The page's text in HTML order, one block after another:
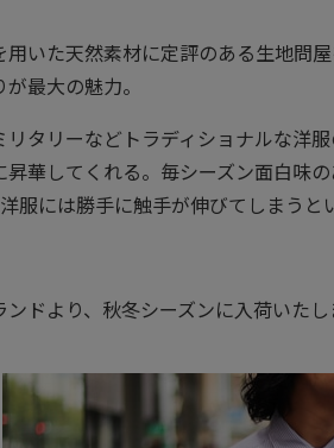
用いた天然素材に定評のある生地問
最大の魅力。
リタリーなどトラディショナルな洋
昇華してくれる。毎シーズン面白味
服には勝手に触手が伸びてしまうと
ンドより、秋冬シーズンに入荷いた